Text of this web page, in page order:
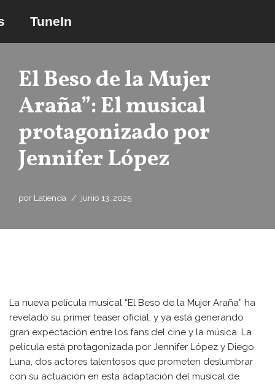
TuneIn
El Beso de la Mujer
Araña”: El musical
protagonizado por
Jennifer López
por Latienda junio 13, 2025
La nueva película musical “El Beso de la Mujer Araña” ha
revelado su primer teaser oficial, y ya está generando
gran expectación entre los fans del cine y la música. La
película está protagonizada por Jennifer López y Diego
Luna, dos actores talentosos que prometen deslumbrar
con su actuación en esta adaptación del musical de